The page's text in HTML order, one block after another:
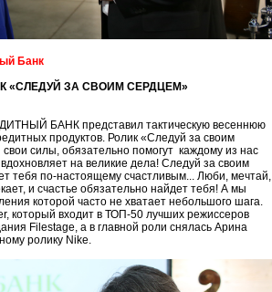
Банк
«СЛЕДУЙ ЗА СВОИМ СЕРДЦЕМ»
БАНК представил тактическую весеннюю
продуктов. Ролик «Следуй за своим
силы, обязательно помогут каждому из нас
на великие дела! Следуй за своим
тебя по-настоящему счастливым... Люби, мечтай,
и счастье обязательно найдет тебя! А мы
которой часто не хватает небольшого шага.
который входит в ТОП-50 лучших режиссеров
Filestage, а в главной роли снялась Арина
ролику Nike.